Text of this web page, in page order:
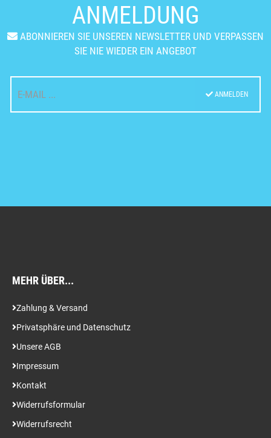
ANMELDUNG
ABONNIEREN SIE UNSEREN NEWSLETTER UND VERPASSEN
SIE NIE WIEDER EIN ANGEBOT
ANMELDEN
MEHR ÜBER...
Zahlung & Versand
Privatsphäre und Datenschutz
Unsere AGB
Impressum
Kontakt
Widerrufsformular
Widerrufsrecht